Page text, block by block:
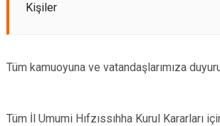
Kişiler
Tüm kamuoyuna ve vatandaşlarımıza
Tüm İl Umumi Hıfzıssıhha Kurul Kararları